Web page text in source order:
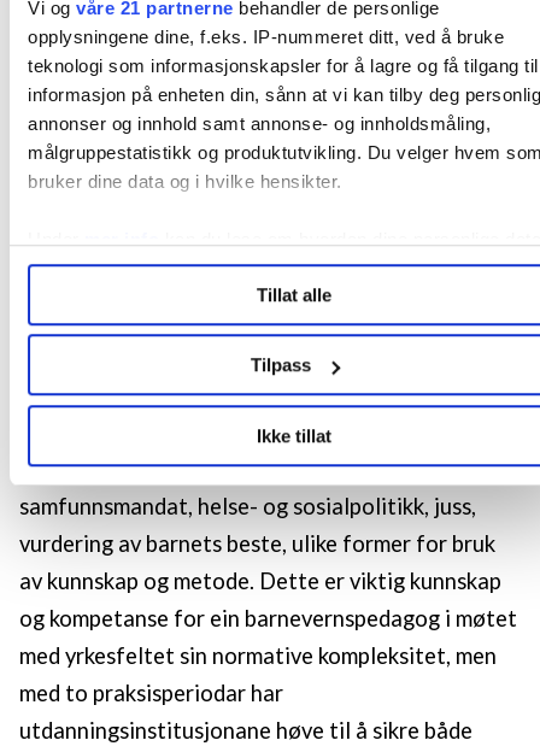
Vi og våre 21 partnerne behandler de personlige
opplysningene dine, f.eks. IP-nummeret ditt, ved å bruke
teknologi som informasjonskapsler for å lagre og få tilgang til
informasjon på enheten din, sånn at vi kan tilby deg
annonser og innhold samt annonse- og innholdsmåling,
målgruppestatistikk og produktutvikling. Du velger hvem
bruker dine data og i hvilke hensikter.
behandles og hvordan du kan velge hvordan de skal brukes.
Du kan hele tiden endre eller trekke tilbake ditt samtykke fra
erklæringen om informasjonskapsler.
fontene.no bruker informasjonskapsler (cookies) for å lære
hvordan våre nettsider blir brukt slik at vi tilby relevant
tilpassede annonser og utarbeide statistikk.
Vi deler bare informasjon om hvordan du bruker nettstedet
annonsering. Disse er angitt i oversikten lengre ned på
siden.
Tillat alle
Tilpass
Ikke tillat
seg til, fordi kompetanseutviklinga skjer gjennom
erfaring og kritisk refleksjon over eigne verdiar,
fordommar og bakgrunn i møte med det som er
annleis.
relevant læring og utvikling
Forskrift om nasjonal retningslinje for
barnevernspedagogutdanning (2019) legg føringar
for at kommunalt og statleg barnevern bør vere
kontekst for praksis. Bakgrunnen er truleg å sikre
at studentane lærer om barnevernet sitt
samfunnsmandat, helse- og sosialpolitikk, juss,
vurdering av barnets beste, ulike former for bruk
av kunnskap og metode. Dette er viktig kunnskap
og kompetanse for ein barnevernspedagog i møtet
med yrkesfeltet sin normative kompleksitet, men
med to praksisperiodar har
utdanningsinstitusjonane høve til å sikre både